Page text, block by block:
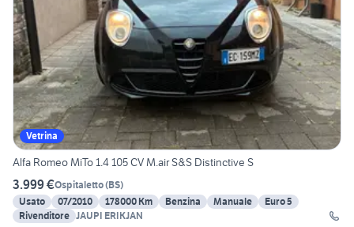
Vetrina
Alfa Romeo MiTo 1.4 105 CV M.air S&S Distinctive S
3.999 €Ospitaletto(BS)
Usato
07/2010 178000 Km Benzina Manuale
Euro 5
Rivenditore JAUPI ERIKJAN